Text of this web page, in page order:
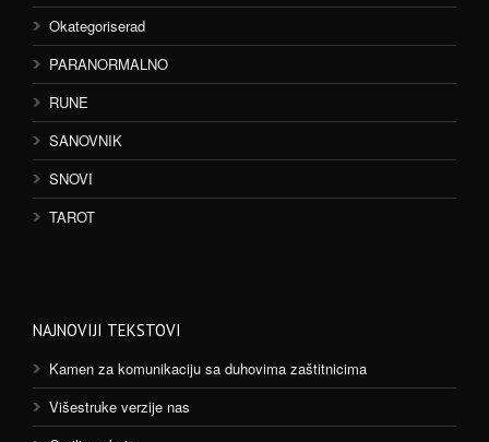
Okategoriserad
PARANORMALNO
RUNE
SANOVNIK
SNOVI
TAROT
NAJNOVIJI TEKSTOVI
Kamen za komunikaciju sa duhovima zaštitnicima
Višestruke verzije nas